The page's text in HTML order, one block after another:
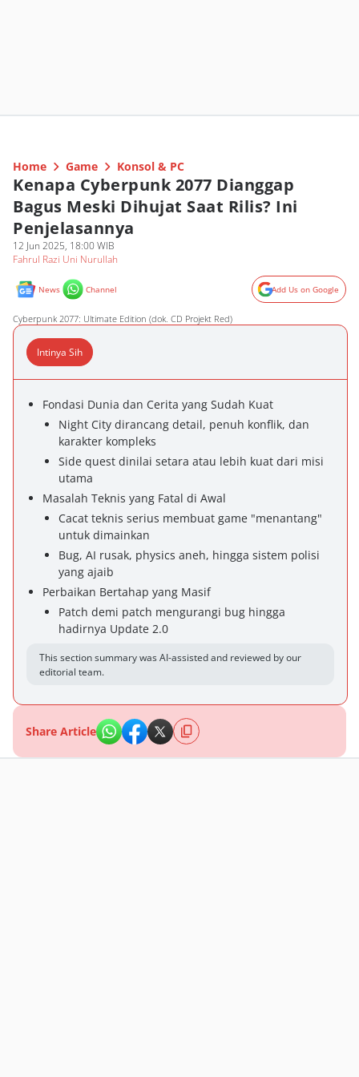
Home Game Konsol & PC
Kenapa Cyberpunk 2077 Dianggap
Bagus Meski Dihujat Saat Rilis? Ini
Penjelasannya
12 Jun 2025, 18:00 WIB
Fahrul Razi Uni Nurullah
News Channel Add Us on Google
Cyberpunk 2077: Ultimate Edition (dok. CD Projekt Red)
Intinya Sih
Fondasi Dunia dan Cerita yang Sudah Kuat
Night City dirancang detail, penuh konflik, dan
karakter kompleks
Side quest dinilai setara atau lebih kuat dari misi
utama
Masalah Teknis yang Fatal di Awal
Cacat teknis serius membuat game "menantang"
untuk dimainkan
Bug, AI rusak, physics aneh, hingga sistem polisi
yang ajaib
Perbaikan Bertahap yang Masif
Patch demi patch mengurangi bug hingga
hadirnya Update 2.0
This section summary was AI-assisted and reviewed by our
editorial team.
Share Article